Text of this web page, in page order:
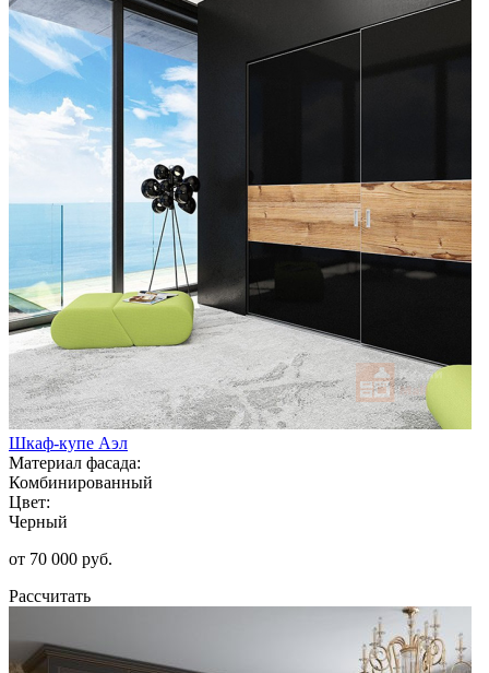
Шкаф-купе Аэл
Материал фасада:
Комбинированный
Цвет:
Черный
от 70 000 руб.
Рассчитать